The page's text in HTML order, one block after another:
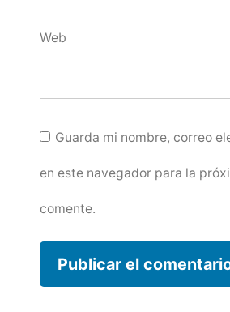
Web
Guarda mi nombre, correo
en este navegador para la
comente.